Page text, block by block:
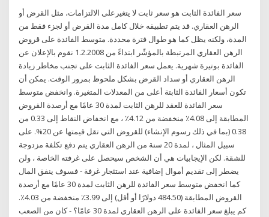
سعر الفائدة الثابت هو سعر ثابت لا يتغيرعلى الالتزامات، مثل القرض أو
الرهن العقاري. قد يتم تطبيقه خلال كامل مدة القرض أو لجزء فقط من
المدة، ولكنه يظل كما هو طوال فترة محددة. متوسط الفائدة على قروض
الرهن العقاري المرتبطة بالمؤشّر ابتداءً من 1.2.2008 نقوم بالإعلان عن
الفائدة بوتيرة شهرية. يعمل سعر الفائدة الثابت على تجنب مخاطر زيادة
الرهن العقاري أو سداد القرض بشكل ملحوظ بمرور الوقت. يمكن أن
تكون أسعار الفائدة الثابتة أعلى من المعدلات المتغيرة. وانخفض متوسط
سعر الفائدة للعقد للرهن الثابت لمدة 30 عامًا مع أرصدة القروض
المطابقة إلى 4.08٪ منخفضة من 4.12٪ ، مع انخفاض النقاط إلى 0.33 من
0.38 (بما في ذلك رسوم الإنشاء) للقروض التي تقل قيمتها عن 20%. على
سبيل المثال ، لمدة 20 سنة من الرهن العقاري يتم دفع تكلفة مزدوجة
للشقة. لكن الإيجابيات هي أن الشخص سيحصل على غرفته الخاصة ، ولن
يضطر إلى تقديم أموال إضافية عند استئجار غرفة - فسوف ينفق المال
كما انخفض متوسط سعر الفائدة للرهن الثابت لمدة 30 عامًا مع أرصدة
القروض المطابقة (484.50 دولارًا أو أقل) إلى 3.99٪ منخفضة من 4.03٪.
كم يبلغ سعر الفائدة على الرهن العقاري لمدة 30 عامًا؟ - كان من الصعب